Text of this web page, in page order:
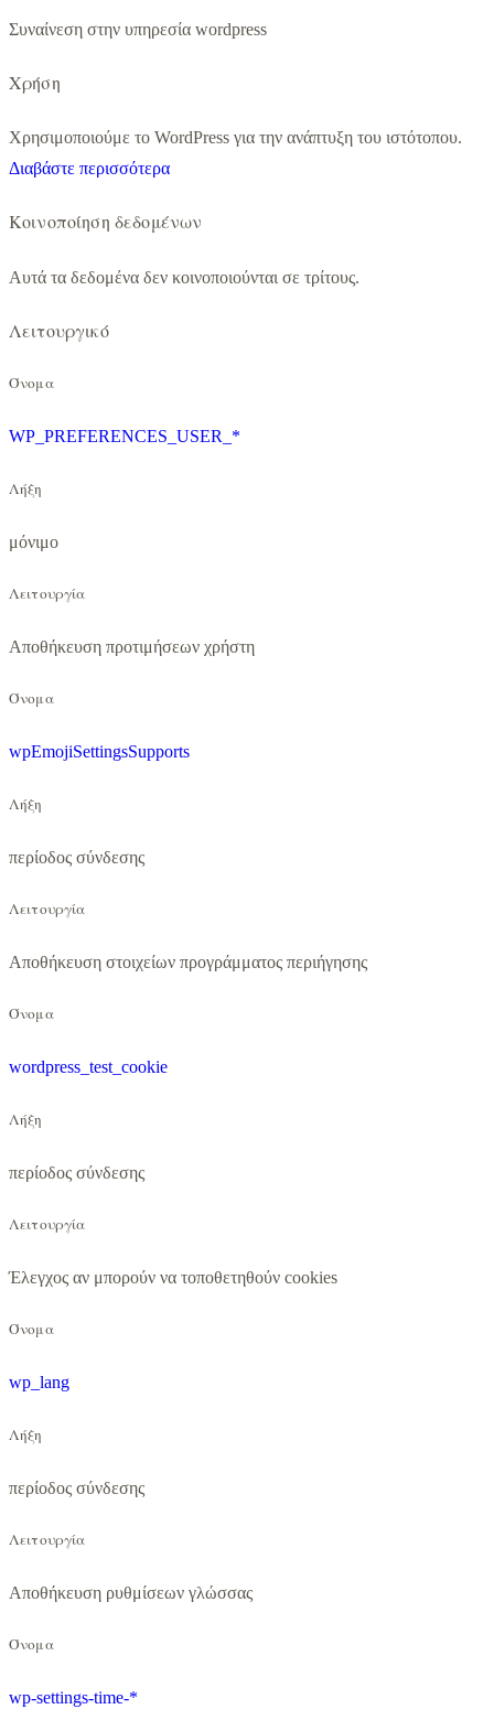
Συναίνεση στην υπηρεσία wordpress
Χρήση
Χρησιμοποιούμε το WordPress για την ανάπτυξη του ιστότοπου.
Διαβάστε περισσότερα
Κοινοποίηση δεδομένων
Αυτά τα δεδομένα δεν κοινοποιούνται σε τρίτους.
Λειτουργικό
Όνομα
WP_PREFERENCES_USER_*
Λήξη
μόνιμο
Λειτουργία
Αποθήκευση προτιμήσεων χρήστη
Όνομα
wpEmojiSettingsSupports
Λήξη
περίοδος σύνδεσης
Λειτουργία
Αποθήκευση στοιχείων προγράμματος περιήγησης
Όνομα
wordpress_test_cookie
Λήξη
περίοδος σύνδεσης
Λειτουργία
Έλεγχος αν μπορούν να τοποθετηθούν cookies
Όνομα
wp_lang
Λήξη
περίοδος σύνδεσης
Λειτουργία
Αποθήκευση ρυθμίσεων γλώσσας
Όνομα
wp-settings-time-*